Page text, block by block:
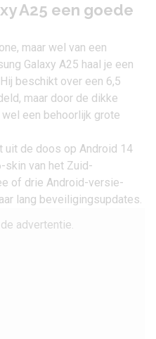
A25 een goede
maar wel van een
Galaxy A25 haal je een
beschikt over een 6,5
maar door de dikke
een behoorlijk grote
uit de doos op Android 14
skin van het Zuid-
of drie Android-versie-
lang beveiligingsupdates.
advertentie.